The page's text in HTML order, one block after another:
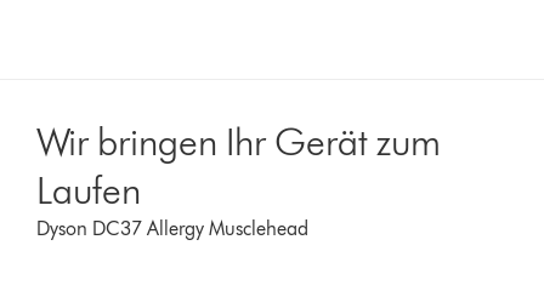
Wir bringen Ihr Gerät zum
Laufen
Dyson DC37 Allergy Musclehead